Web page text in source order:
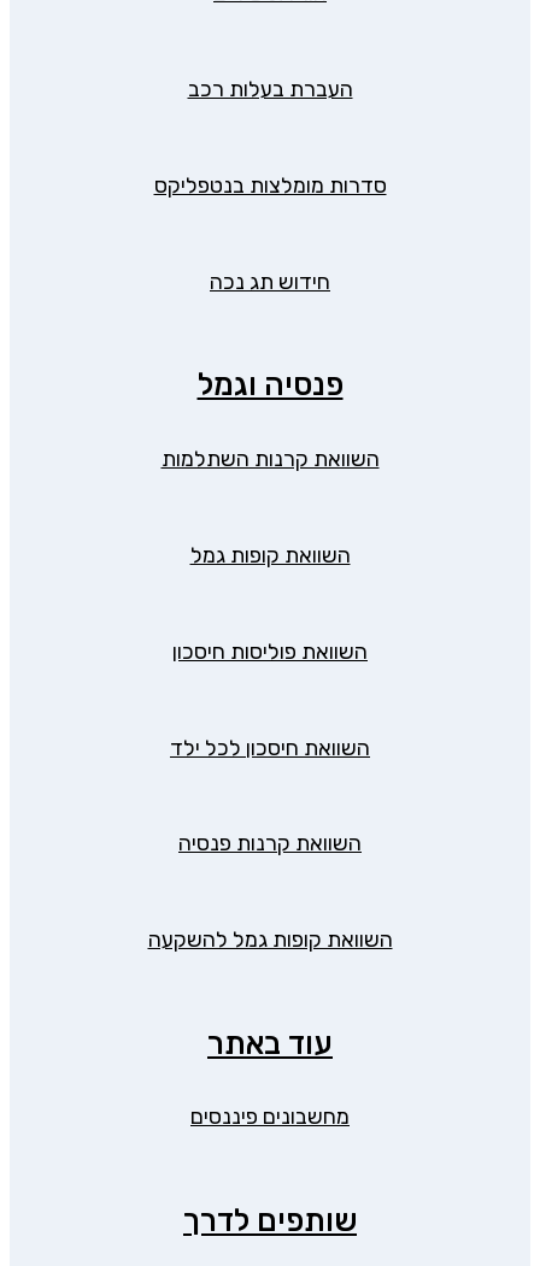
העברת בעלות רכב
סדרות מומלצות בנטפליקס
חידוש תג נכה
פנסיה וגמל
השוואת קרנות השתלמות
השוואת קופות גמל
השוואת פוליסות חיסכון
השוואת חיסכון לכל ילד
השוואת קרנות פנסיה
השוואת קופות גמל להשקעה
עוד באתר
מחשבונים פיננסים
שותפים לדרך